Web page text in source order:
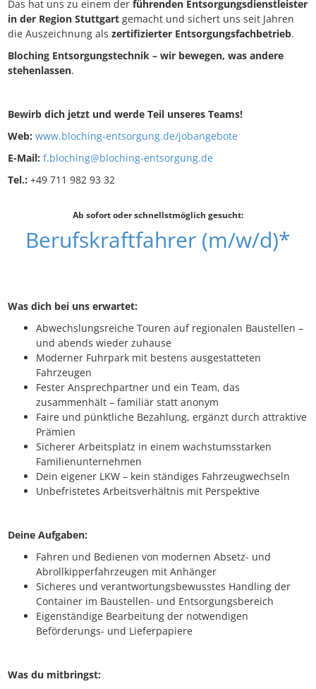
Das hat uns zu einem der führenden Entsorgungsdienstleister
in der Region Stuttgart gemacht und sichert uns seit Jahren
die Auszeichnung als zertifizierter Entsorgungsfachbetrieb.
Bloching Entsorgungstechnik – wir bewegen, was andere
stehenlassen.
Bewirb dich jetzt und werde Teil unseres Teams!
Web: www.bloching-entsorgung.de/jobangebote
E-Mail: f.bloching@bloching-entsorgung.de
Tel.: +49 711 982 93 32
Ab sofort oder schnellstmöglich gesucht:
Berufskraftfahrer (m/w/d)*
Was dich bei uns erwartet:
Abwechslungsreiche Touren auf regionalen Baustellen –
und abends wieder zuhause
Moderner Fuhrpark mit bestens ausgestatteten
Fahrzeugen
Fester Ansprechpartner und ein Team, das
zusammenhält – familiär statt anonym
Faire und pünktliche Bezahlung, ergänzt durch attraktive
Prämien
Sicherer Arbeitsplatz in einem wachstumsstarken
Familienunternehmen
Dein eigener LKW – kein ständiges Fahrzeugwechseln
Unbefristetes Arbeitsverhältnis mit Perspektive
Deine Aufgaben:
Fahren und Bedienen von modernen Absetz- und
Abrollkipperfahrzeugen mit Anhänger
Sicheres und verantwortungsbewusstes Handling der
Container im Baustellen- und Entsorgungsbereich
Eigenständige Bearbeitung der notwendigen
Beförderungs- und Lieferpapiere
Was du mitbringst: